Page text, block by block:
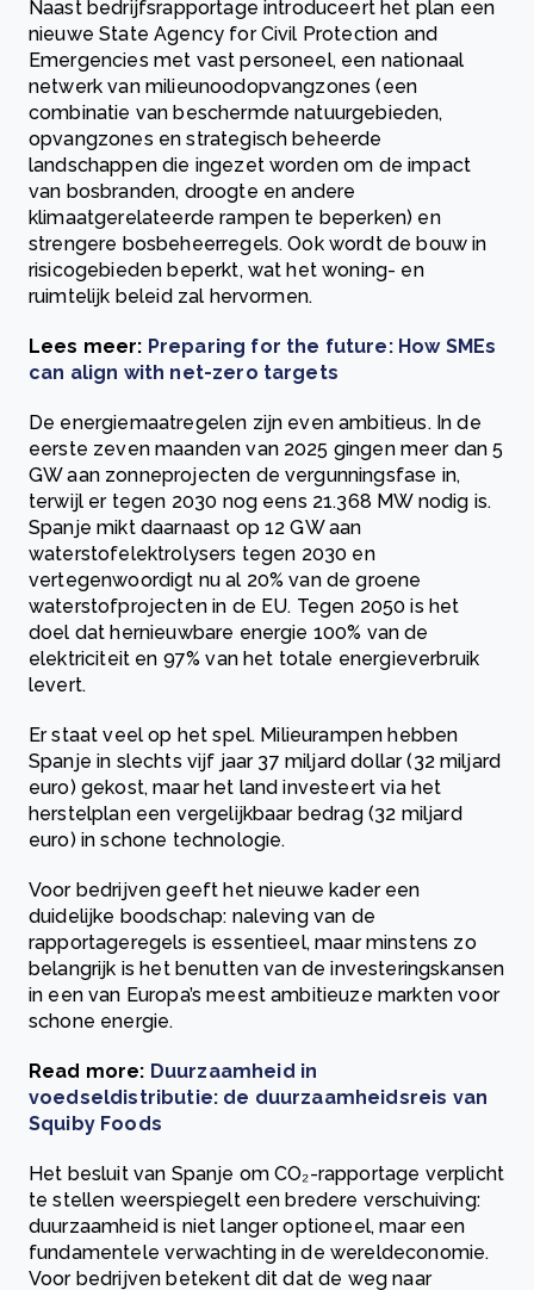
Naast bedrijfsrapportage introduceert het plan een
nieuwe State Agency for Civil Protection and
Emergencies met vast personeel, een nationaal
netwerk van milieunoodopvangzones (een
combinatie van beschermde natuurgebieden,
opvangzones en strategisch beheerde
landschappen die ingezet worden om de impact
van bosbranden, droogte en andere
klimaatgerelateerde rampen te beperken) en
strengere bosbeheerregels. Ook wordt de bouw in
risicogebieden beperkt, wat het woning- en
ruimtelijk beleid zal hervormen.
Lees meer: Preparing for the future: How SMEs
can align with net-zero targets
De energiemaatregelen zijn even ambitieus. In de
eerste zeven maanden van 2025 gingen meer dan 5
GW aan zonneprojecten de vergunningsfase in,
terwijl er tegen 2030 nog eens 21.368 MW nodig is.
Spanje mikt daarnaast op 12 GW aan
waterstofelektrolysers tegen 2030 en
vertegenwoordigt nu al 20% van de groene
waterstofprojecten in de EU. Tegen 2050 is het
doel dat hernieuwbare energie 100% van de
elektriciteit en 97% van het totale energieverbruik
levert.
Er staat veel op het spel. Milieurampen hebben
Spanje in slechts vijf jaar 37 miljard dollar (32 miljard
euro) gekost, maar het land investeert via het
herstelplan een vergelijkbaar bedrag (32 miljard
euro) in schone technologie.
Voor bedrijven geeft het nieuwe kader een
duidelijke boodschap: naleving van de
rapportageregels is essentieel, maar minstens zo
belangrijk is het benutten van de investeringskansen
in een van Europa’s meest ambitieuze markten voor
schone energie.
Read more: Duurzaamheid in
voedseldistributie: de duurzaamheidsreis van
Squiby Foods
Het besluit van Spanje om CO₂-rapportage verplicht
te stellen weerspiegelt een bredere verschuiving:
duurzaamheid is niet langer optioneel, maar een
fundamentele verwachting in de wereldeconomie.
Voor bedrijven betekent dit dat de weg naar